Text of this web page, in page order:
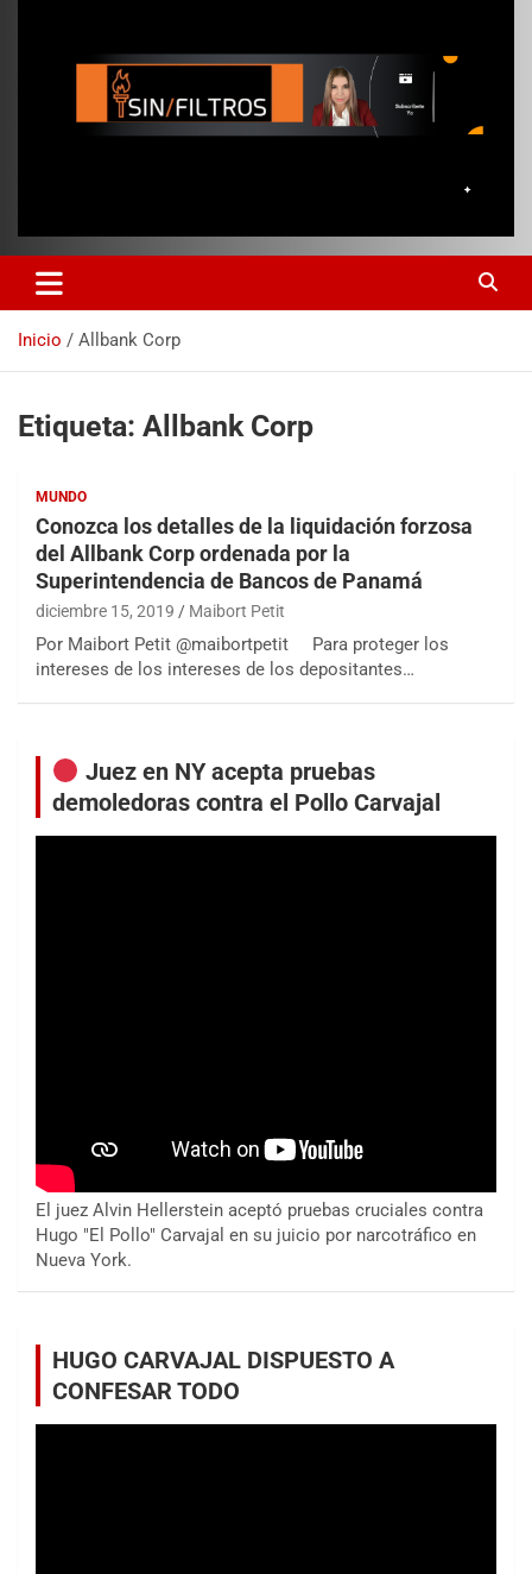
Inicio Allbank Corp
Etiqueta: Allbank Corp
MUNDO
Conozca los detalles de la liquidación forzosa
del Allbank Corp ordenada por la
Superintendencia de Bancos de Panamá
diciembre 15, 2019 Maibort Petit
Por Maibort Petit @maibortpetit Para proteger los
intereses de los intereses de los depositantes…
Juez en NY acepta pruebas
demoledoras contra el Pollo Carvajal
El juez Alvin Hellerstein aceptó pruebas cruciales contra
Hugo "El Pollo" Carvajal en su juicio por narcotráfico en
Nueva York.
HUGO CARVAJAL DISPUESTO A
CONFESAR TODO